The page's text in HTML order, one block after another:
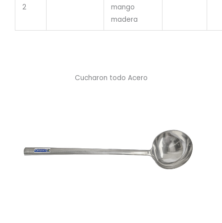
2
mango
madera
Cucharon todo Acero